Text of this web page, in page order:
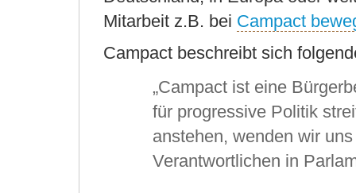
Mitarbeit z.B. bei Campact
Campact beschreibt sich
„Campact ist eine
für progressive Politik
anstehen, wenden wir
Verantwortlichen in